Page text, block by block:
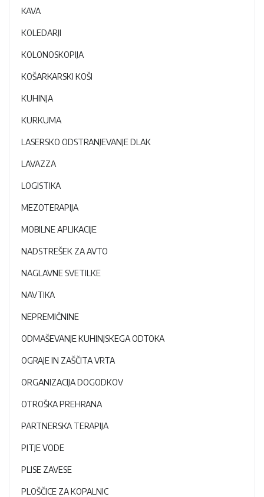
KAVA
KOLEDARJI
KOLONOSKOPIJA
KOŠARKARSKI KOŠI
KUHINJA
KURKUMA
LASERSKO ODSTRANJEVANJE DLAK
LAVAZZA
LOGISTIKA
MEZOTERAPIJA
MOBILNE APLIKACIJE
NADSTREŠEK ZA AVTO
NAGLAVNE SVETILKE
NAVTIKA
NEPREMIČNINE
ODMAŠEVANJE KUHINJSKEGA ODTOKA
OGRAJE IN ZAŠČITA VRTA
ORGANIZACIJA DOGODKOV
OTROŠKA PREHRANA
PARTNERSKA TERAPIJA
PITJE VODE
PLISE ZAVESE
PLOŠČICE ZA KOPALNIC